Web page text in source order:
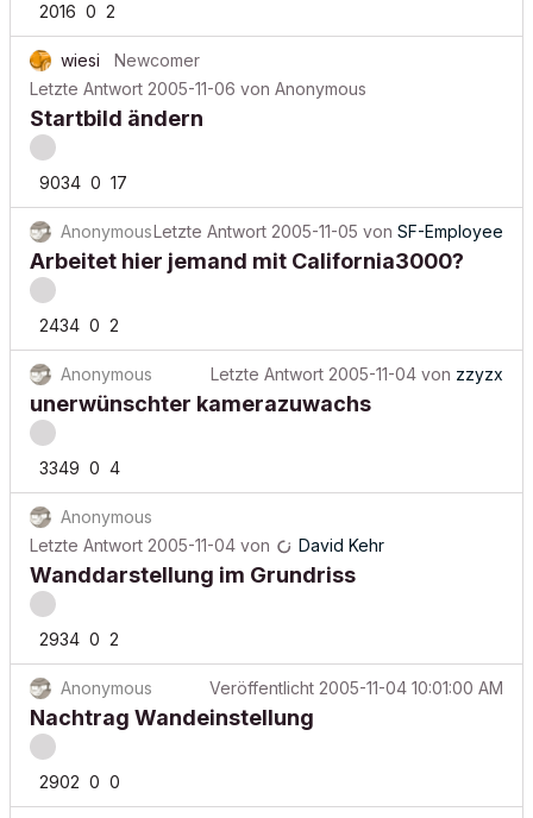
2016 0 2
wiesi
Newcomer
Letzte Antwort 2005-11-06 von Anonymous
Startbild ändern
9034 0 17
AnonymousLetzte Antwort 2005-11-05 von SF-Employee
Arbeitet hier jemand mit California3000?
2434 0 2
Anonymous Letzte Antwort 2005-11-04 von zzyzx
unerwünschter kamerazuwachs
3349 0 4
Anonymous
Letzte Antwort 2005-11-04 von David Kehr
Wanddarstellung im Grundriss
2934 0 2
Anonymous Veröffentlicht 2005-11-04 10:01:00 AM
Nachtrag Wandeinstellung
2902 0 0